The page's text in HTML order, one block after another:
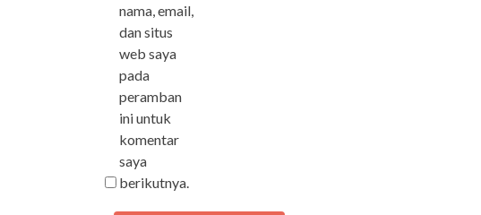
nama, email,
dan situs
web saya
pada
peramban
ini untuk
komentar
saya
berikutnya.